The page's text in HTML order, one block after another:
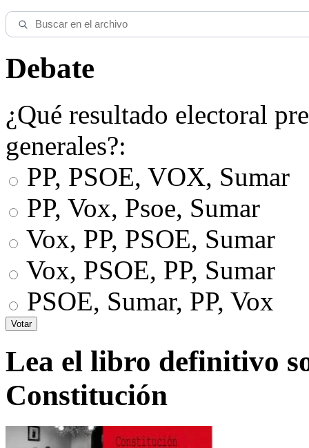
Debate
¿Qué resultado electoral
generales?:
PP, PSOE, VOX, Sumar
PP, Vox, Psoe, Sumar
Vox, PP, PSOE, Sumar
Vox, PSOE, PP, Sumar
PSOE, Sumar, PP, Vox
Lea el libro definitivo
Constitución